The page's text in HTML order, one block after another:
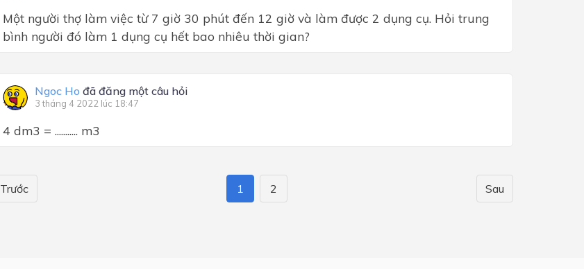
Một người thợ làm việc từ 7 giờ 30 phút đến 12 giờ và làm được 2 dụng cụ. Hỏi trung
bình người đó làm 1 dụng cụ hết bao nhiêu thời gian?
Ngoc Ho đã đăng một câu hỏi
3 tháng 4 2022 lúc 18:47
4 dm3 = ........... m3
Trước Sau
1 2